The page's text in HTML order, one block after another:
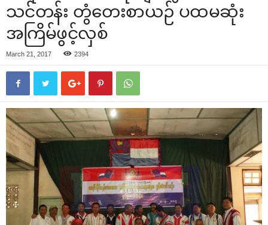
သင်တန်း တွံ‌တေးစာယဉ် ပထမဆုံး
အကြိမ်ဖွင့်လှစ်
March 21, 2017 2394